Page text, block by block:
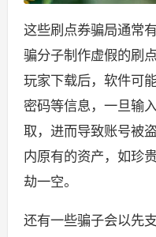
这些刷点券骗局通常
骗分子制作虚假的刷
玩家下载后，软件可
密码等信息，一旦输
取，进而导致账号被
内原有的资产，如珍
劫一空。
还有一些骗子会以先